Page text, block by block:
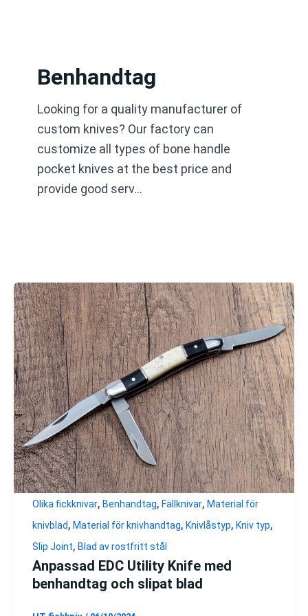
Benhandtag
Looking for a quality manufacturer of
custom knives? Our factory can
customize all types of bone handle
pocket knives at the best price and
provide good serv…
Olika fickknivar, Benhandtag, Fällknivar, Material för
knivblad, Material för knivhandtag, Knivlåstyp, Kniv typ,
Slip Joint, Blad av rostfritt stål
Anpassad EDC Utility Knife med
benhandtag och slipat blad